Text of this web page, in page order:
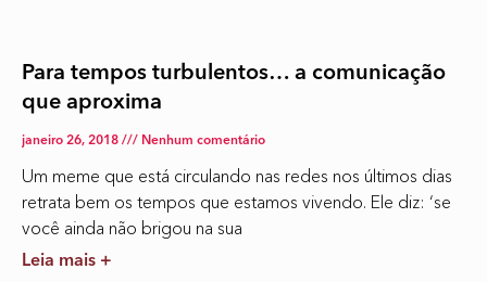
Para tempos turbulentos… a comunicação
que aproxima
janeiro 26, 2018 Nenhum comentário
Um meme que está circulando nas redes nos últimos dias
retrata bem os tempos que estamos vivendo. Ele diz: ‘se
você ainda não brigou na sua
Leia mais +